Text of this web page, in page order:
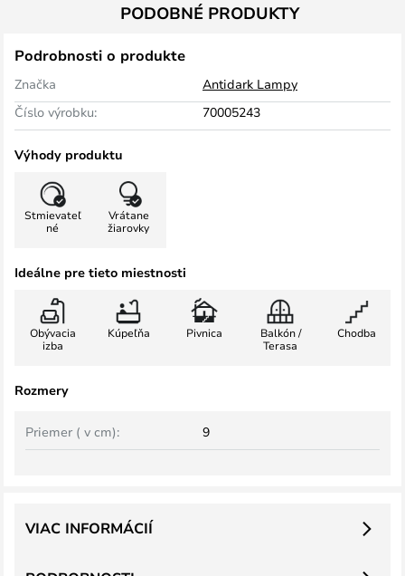
PODOBNÉ PRODUKTY
Podrobnosti o produkte
Značka
Antidark Lampy
Číslo výrobku:
70005243
Výhody produktu
Stmievateľ
né
Vrátane
žiarovky
Ideálne pre tieto miestnosti
Obývacia
izba
Kúpeľňa Pivnica
Balkón /
Terasa
Chodba
Rozmery
Priemer ( v cm): 9
VIAC INFORMÁCIÍ